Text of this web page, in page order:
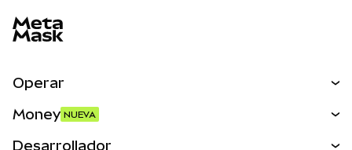
Operar
Money NUEVA
Desarrollador